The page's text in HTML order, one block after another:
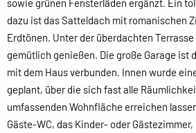
sowie grünen Fensterläden ergänzt. Ein
dazu ist das Satteldach mit romanischen
Erdtönen. Unter der überdachten
gemütlich genießen. Die große Garage ist
mit dem Haus verbunden. Innen wurde
geplant, über die sich fast alle
umfassenden Wohnfläche erreichen
Gäste-WC, das Kinder- oder